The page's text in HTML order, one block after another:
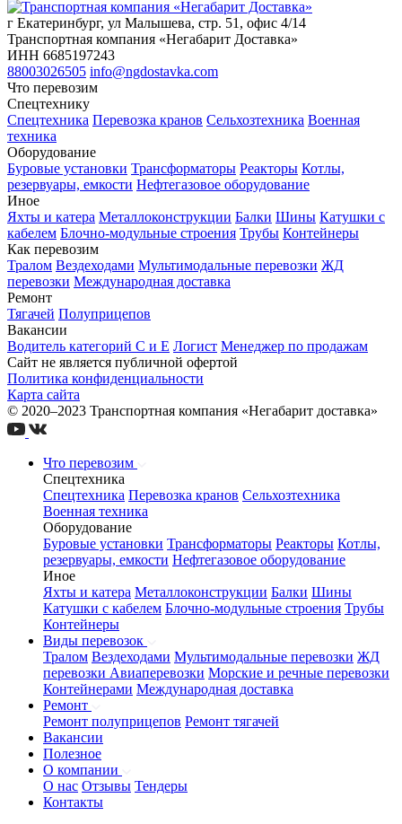
г Екатеринбург, ул Малышева, стр. 51, офис 4/14
Транспортная компания «Негабарит Доставка»
ИНН 6685197243
88003026505 info@ngdostavka.com
Что перевозим
Спецтехнику
Спецтехника Перевозка кранов Сельхозтехника Военная
техника
Оборудование
Буровые установки Трансформаторы Реакторы Котлы,
резервуары, емкости Нефтегазовое оборудование
Иное
Яхты и катера Металлоконструкции Балки Шины Катушки с
кабелем Блочно-модульные строения Трубы Контейнеры
Как перевозим
Тралом Вездеходами Мультимодальные перевозки ЖД
перевозки Международная доставка
Ремонт
Тягачей Полуприцепов
Вакансии
Водитель категорий С и Е Логист Менеджер по продажам
Сайт не является публичной офертой
Политика конфиденциальности
Карта сайта
© 2020–2023 Транспортная компания «Негабарит доставка»
Что перевозим
Спецтехника
Спецтехника Перевозка кранов Сельхозтехника
Военная техника
Оборудование
Буровые установки Трансформаторы Реакторы Котлы,
резервуары, емкости Нефтегазовое оборудование
Иное
Яхты и катера Металлоконструкции Балки Шины
Катушки с кабелем Блочно-модульные строения Трубы
Контейнеры
Виды перевозок
Тралом Вездеходами Мультимодальные перевозки ЖД
перевозки Авиаперевозки Морские и речные перевозки
Контейнерами Международная доставка
Ремонт
Ремонт полуприцепов Ремонт тягачей
Вакансии
Полезное
О компании
О нас Отзывы Тендеры
Контакты